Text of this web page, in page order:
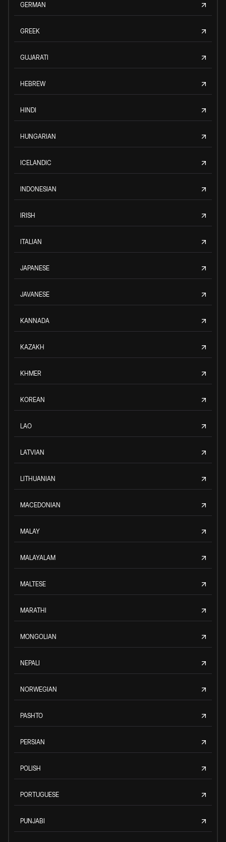
GERMAN
GREEK
GUJARATI
HEBREW
HINDI
HUNGARIAN
ICELANDIC
INDONESIAN
IRISH
ITALIAN
JAPANESE
JAVANESE
KANNADA
KAZAKH
KHMER
KOREAN
LAO
LATVIAN
LITHUANIAN
MACEDONIAN
MALAY
MALAYALAM
MALTESE
MARATHI
MONGOLIAN
NEPALI
NORWEGIAN
PASHTO
PERSIAN
POLISH
PORTUGUESE
PUNJABI